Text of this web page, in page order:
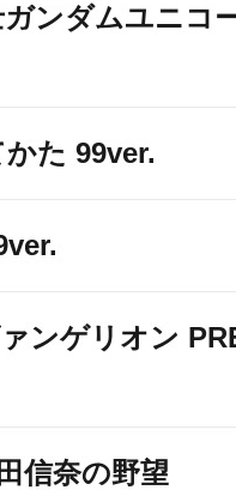
ンダムユニコ
た 99ver.
ンゲリオン
信奈の野望